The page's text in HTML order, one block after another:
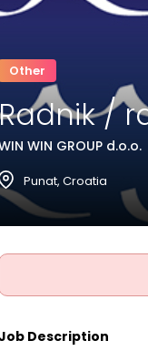
Other
/
WIN GROUP d.o.o.
Punat, Croatia
Description